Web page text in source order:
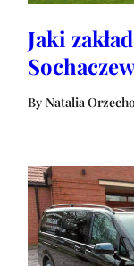
Jaki
By Natalia